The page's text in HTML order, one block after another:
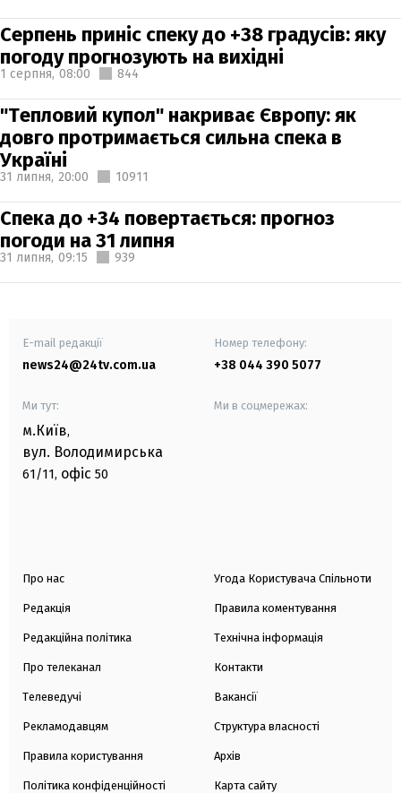
Серпень приніс спеку до +38 градусів: яку
погоду прогнозують на вихідні
1 серпня, 08:00 844
"Тепловий купол" накриває Європу: як
довго протримається сильна спека в
Україні
31 липня, 20:00 10911
Спека до +34 повертається: прогноз
погоди на 31 липня
31 липня, 09:15 939
E-mail редакції
news24@24tv.com.ua
Номер телефону:
+38 044 390 5077
Ми тут:
м.Київ,
вул. Володимирська
61/11, офіс 50
Ми в соцмережах:
Про нас
Редакція
Редакційна політика
Про телеканал
Телеведучі
Рекламодавцям
Правила користування
Політика конфіденційності
Угода Користувача Спільноти
Правила коментування
Технічна інформація
Контакти
Вакансії
Структура власності
Архів
Карта сайту